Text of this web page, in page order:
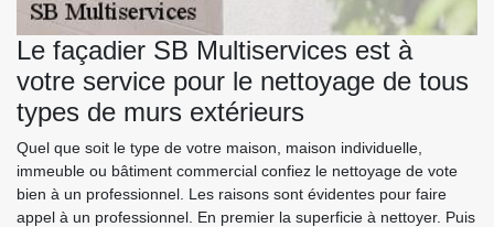
Le façadier SB Multiservices est à
votre service pour le nettoyage de tous
types de murs extérieurs
Quel que soit le type de votre maison, maison individuelle,
immeuble ou bâtiment commercial confiez le nettoyage de vote
bien à un professionnel. Les raisons sont évidentes pour faire
appel à un professionnel. En premier la superficie à nettoyer. Puis